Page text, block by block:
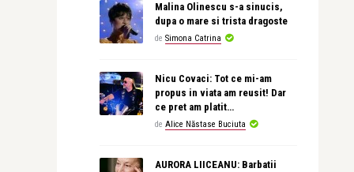
Malina Olinescu s-a sinucis,
dupa o mare si trista dragoste
de Simona Catrina
Nicu Covaci: Tot ce mi-am
propus in viata am reusit! Dar
ce pret am platit…
de Alice Năstase Buciuta
AURORA LIICEANU: Barbatii